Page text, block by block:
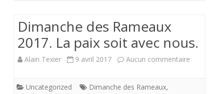
de
buis
forment
Dimanche des Rameaux
2017. La paix soit avec nous.
Alain Texier 9 avril 2017 Aucun commentaire
Uncategorized Dimanche des Rameaux,